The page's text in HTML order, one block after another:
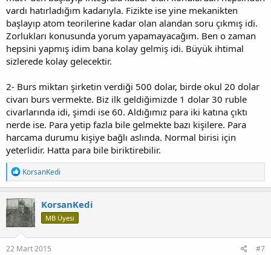
vardı hatırladığım kadarıyla. Fizikte ise yine mekanikten
başlayıp atom teorilerine kadar olan alandan soru çıkmış idi.
Zorlukları konusunda yorum yapamayacağım. Ben o zaman
hepsini yapmış idim bana kolay gelmiş idi. Büyük ihtimal
sizlerede kolay gelecektir.
2- Burs miktarı şirketin verdiği 500 dolar, birde okul 20 dolar
civarı burs vermekte. Biz ilk geldiğimizde 1 dolar 30 ruble
civarlarında idi, şimdi ise 60. Aldığımız para iki katına çıktı
nerde ise. Para yetip fazla bile gelmekte bazı kişilere. Para
harcama durumu kişiye bağlı aslında. Normal birisi için
yeterlidir. Hatta para bile biriktirebilir.
T
e
p
k
i
l
e
r
:
KorsanKedi
KorsanKedi
MB Üyesi
22 Mart 2015 #7